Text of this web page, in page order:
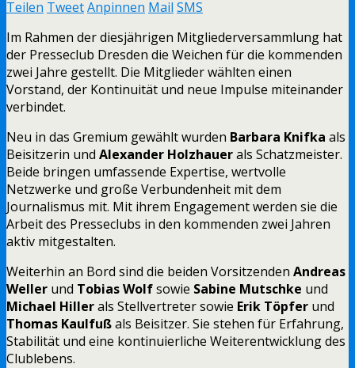
Teilen TweetAnpinnen Mail SMS
Im Rahmen der diesjährigen Mitgliederversammlung hat
der Presseclub Dresden die Weichen für die kommenden
zwei Jahre gestellt. Die Mitglieder wählten einen
Vorstand, der Kontinuität und neue Impulse miteinander
verbindet.
Neu in das Gremium gewählt wurden Barbara Knifka als
Beisitzerin und Alexander Holzhauerals Schatzmeister.
Beide bringen umfassende Expertise, wertvolle
Netzwerke und große Verbundenheit mit dem
Journalismus mit. Mit ihrem Engagement werden sie die
Arbeit des Presseclubs in den kommenden zwei Jahren
aktiv mitgestalten.
Weiterhin an Bord sind die beiden Vorsitzenden Andreas
Weller und Tobias Wolfsowie Sabine Mutschke und
Michael Hillerals Stellvertreter sowie Erik Töpfer und
Thomas Kaulfußals Beisitzer. Sie stehen für Erfahrung,
Stabilität und eine kontinuierliche Weiterentwicklung des
Clublebens.